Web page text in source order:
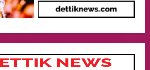
Sepakat Perkuat Stabilitas ketahan
Kedua Negara.
Culture